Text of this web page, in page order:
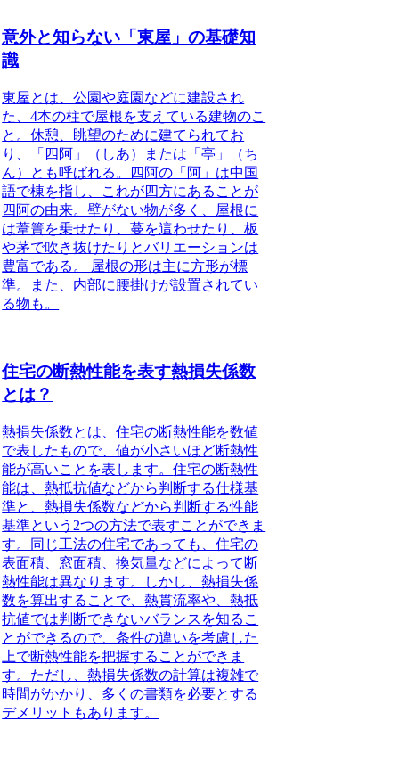
意外と知らない「東屋」の基礎知
識
東屋とは、公園や庭園などに建設され
た、4本の柱で屋根を支えている建物のこ
と。休憩、眺望のために建てられてお
り、「 四阿 」（しあ）または「亭 」（ち
ん）とも呼ばれる。四阿の「阿」は中国
語で棟を指し、これが四方にあることが
四阿の由来。壁がない物が多く、屋根に
は葦簀を乗せたり、蔓を這わせたり、板
や茅で吹き抜けたりとバリエーションは
豊富である。 屋根の形は主に方形が標
準。また、内部に腰掛けが設置されてい
る物も。
住宅の断熱性能を表す熱損失係数
とは？
熱損失係数とは、住宅の断熱性能を数値
で表したもので、値が小さいほど断熱性
能が高いことを表します。住宅の断熱性
能は、熱抵抗値などから判断する仕様基
準と、熱損失係数などから判断する性能
基準という2つの方法で表すことができま
す。同じ工法の住宅であっても、住宅の
表面積、窓面積、換気量などによって断
熱性能は異なります。しかし、熱損失係
数を算出することで、熱貫流率や、熱抵
抗値では判断できないバランスを知るこ
とができるので、条件の違いを考慮した
上で断熱性能を把握することができま
す。ただし、熱損失係数の計算は複雑で
時間がかかり、多くの書類を必要とする
デメリットもあります。